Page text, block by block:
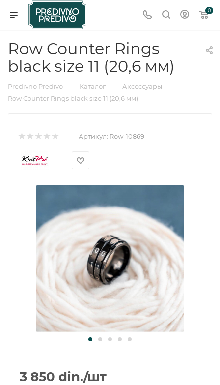
0
Row Counter Rings
black size 11 (20,6 мм)
Predivno Predivo — Каталог — Аксессуары —
Row Counter Rings black size 11 (20,6 мм)
Артикул: Row-10869
3 850 din./шт